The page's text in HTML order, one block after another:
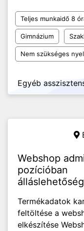
Teljes munkaidő 8
Gimnázium
Nem szükséges
Egyéb
Webshop
pozícióban
álláslehetőség
Termékadatok
feltöltése a
elkészítése